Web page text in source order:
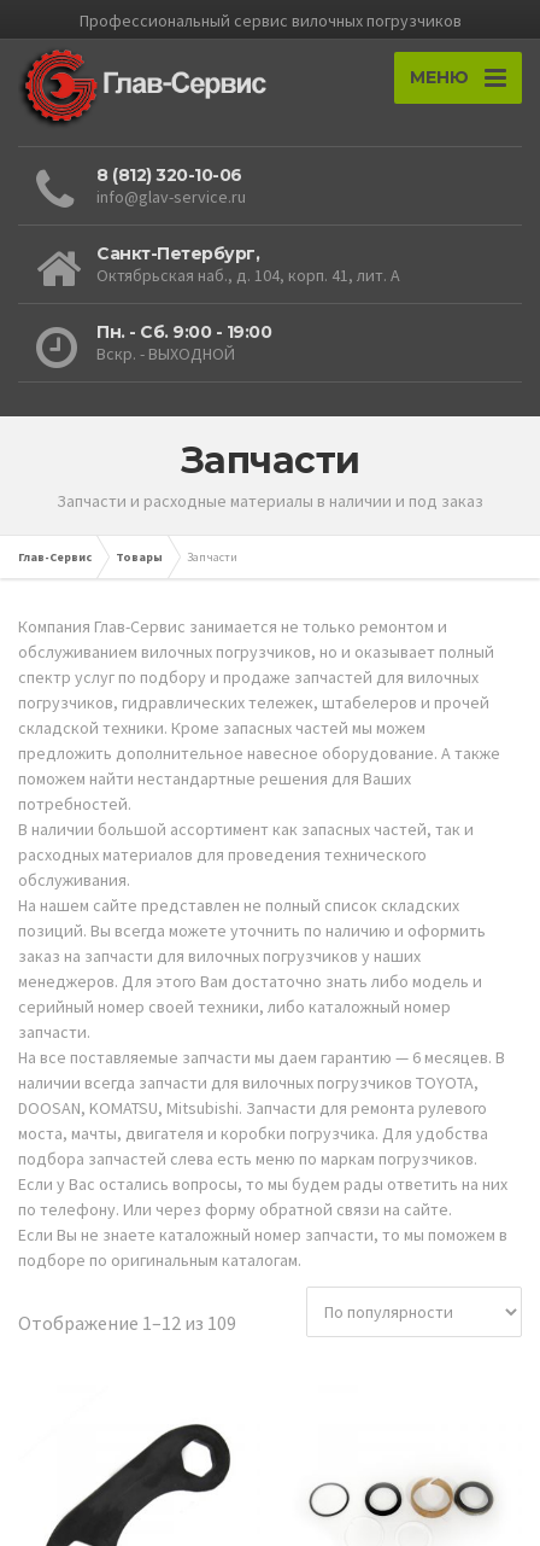
Профессиональный cервис вилочных погрузчиков
МЕНЮ
8 (812) 320-10-06
info@glav-service.ru
Санкт-Петербург,
Октябрьская наб., д. 104, корп. 41, лит. А
Пн. - Сб. 9:00 - 19:00
Вскр. - ВЫХОДНОЙ
Запчасти
Запчасти и расходные материалы в наличии и под заказ
Глав-Сервис Товары Запчасти
Компания Глав-Сервис занимается не только ремонтом и
обслуживанием вилочных погрузчиков, но и оказывает полный
спектр услуг по подбору и продаже запчастей для вилочных
погрузчиков, гидравлических тележек, штабелеров и прочей
складской техники. Кроме запасных частей мы можем
предложить дополнительное навесное оборудование. А также
поможем найти нестандартные решения для Ваших
потребностей.
В наличии большой ассортимент как запасных частей, так и
расходных материалов для проведения технического
обслуживания.
На нашем сайте представлен не полный список складских
позиций. Вы всегда можете уточнить по наличию и оформить
заказ на запчасти для вилочных погрузчиков у наших
менеджеров. Для этого Вам достаточно знать либо модель и
серийный номер своей техники, либо каталожный номер
запчасти.
На все поставляемые запчасти мы даем гарантию — 6 месяцев. В
наличии всегда запчасти для вилочных погрузчиков TOYOTA,
DOOSAN, KOMATSU, Mitsubishi. Запчасти для ремонта рулевого
моста, мачты, двигателя и коробки погрузчика. Для удобства
подбора запчастей слева есть меню по маркам погрузчиков.
Если у Вас остались вопросы, то мы будем рады ответить на них
по телефону. Или через форму обратной связи на сайте.
Если Вы не знаете каталожный номер запчасти, то мы поможем в
подборе по оригинальным каталогам.
Отображение 1–12 из 109 Сортировка: